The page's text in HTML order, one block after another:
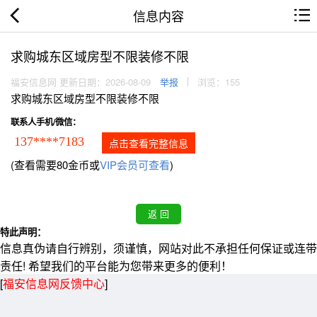
信息内容
求购城东区域房型不限装修不限
福安信息网 更新日期：2026-08-09 举报 浏览：155
求购城东区域房型不限装修不限
联系人手机/微信：
137****7183 点击查看完整信息
(查看需要80金币或VIP会员可查看)
特此声明：
信息真伪请自行辨别，须谨慎，网站对此不承担任何保证或连带
责任! 希望我们的平台能为您带来更多的便利！
[福安信息网反馈中心]